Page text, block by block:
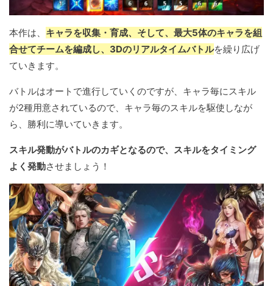
本作は、 キャラを収集・育成、そして、最大5体のキャラを組
合せてチームを編成し、3Dのリアルタイムバトルを繰り広げ
ていきます。
バトルはオートで進行していくのですが、キャラ毎にスキル
が2種用意されているので、キャラ毎のスキルを駆使しなが
ら、勝利に導いていきます。
スキル発動がバトルのカギとなるので、スキルをタイミング
よく発動させましょう！